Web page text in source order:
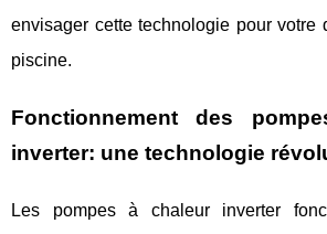
envisager cette technologie pour votre
piscine.
Fonctionnement des
inverter: une technologie
Les pompes à chaleur inverter